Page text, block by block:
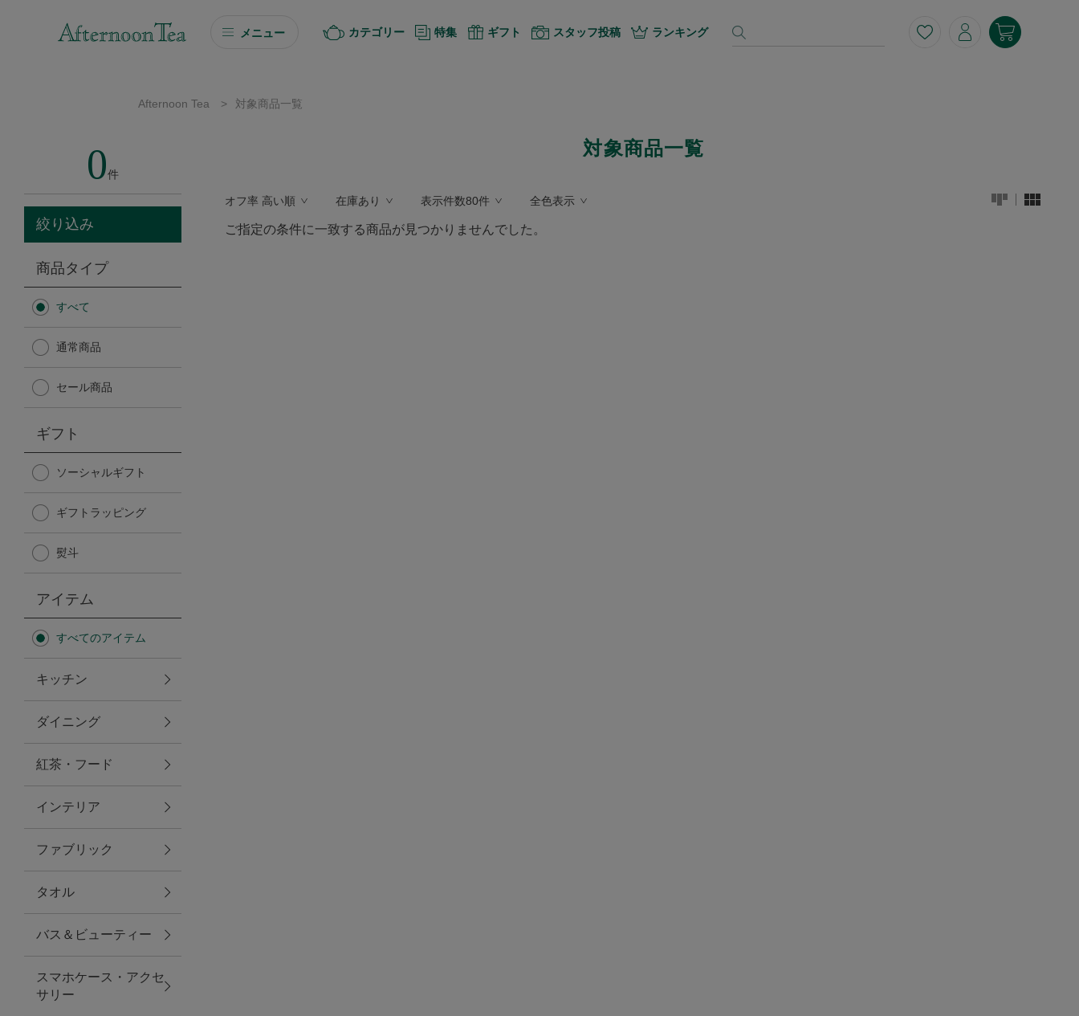
メニュー
ソーシャルギフト
カタログギフト
Afternoon Tea TEAROOM
Afternoon Tea TEAROOM
日傘
保冷バッグ
無重力シリーズ
トラベルグッズ
ランチ
バッグ
キッチン・ダイニング
ダイニング
キッチン
カテゴリー 特集 ギフト スタッフ投稿 ランキング
Afternoon Tea > 対象商品一覧
0件
絞り込み
商品タイプ
すべて
通常商品
セール商品
ギフト
ソーシャルギフト
ギフトラッピング
熨斗
アイテム
すべてのアイテム
キッチン
ダイニング
紅茶・フード
インテリア
ファブリック
タオル
バス＆ビューティー
スマホケース・アクセ
サリー
対象商品一覧
オフ率 高い順 在庫あり 表示件数80件 全色表示
ご指定の条件に一致する商品が見つかりませんでした。